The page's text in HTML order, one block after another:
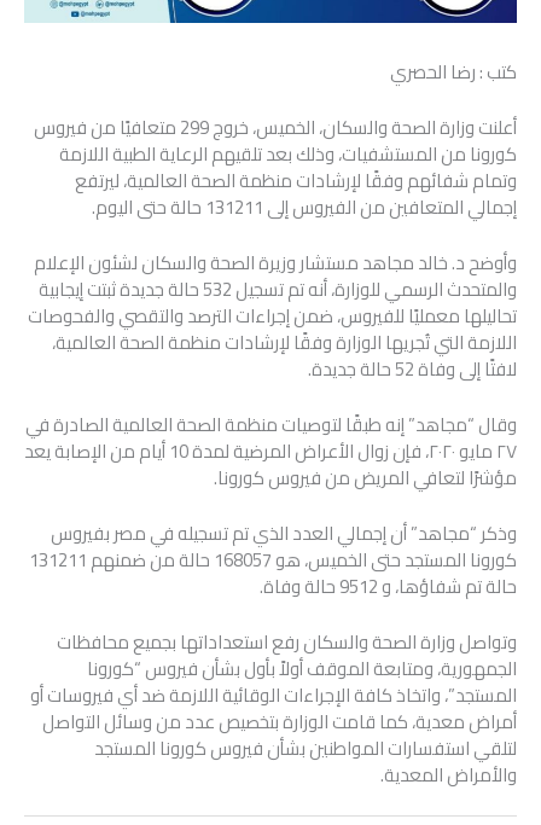
كتب : رضا الحصري
أعلنت وزارة الصحة والسكان، الخميس، خروج 299 متعافيًا من فيروس
كورونا من المستشفيات، وذلك بعد تلقيهم الرعاية الطبية اللازمة
وتمام شفائهم وفقًا لإرشادات منظمة الصحة العالمية، ليرتفع
إجمالي المتعافين من الفيروس إلى 131211 حالة حتى اليوم.
وأوضح د. خالد مجاهد مستشار وزيرة الصحة والسكان لشئون الإعلام
والمتحدث الرسمي للوزارة، أنه تم تسجيل 532 حالة جديدة ثبتت إيجابية
تحاليلها معمليًا للفيروس، ضمن إجراءات الترصد والتقصي والفحوصات
اللازمة التي تُجريها الوزارة وفقًا لإرشادات منظمة الصحة العالمية،
لافتًا إلى وفاة 52 حالة جديدة.
وقال “مجاهد” إنه طبقًا لتوصيات منظمة الصحة العالمية الصادرة في
٢٧ مايو ٢٠٢٠، فإن زوال الأعراض المرضية لمدة 10 أيام من الإصابة يعد
مؤشرًا لتعافي المريض من فيروس كورونا.
وذكر “مجاهد” أن إجمالي العدد الذي تم تسجيله في مصر بفيروس
كورونا المستجد حتى الخميس، هو 168057 حالة من ضمنهم 131211
حالة تم شفاؤها، و 9512 حالة وفاة.
وتواصل وزارة الصحة والسكان رفع استعداداتها بجميع محافظات
الجمهورية، ومتابعة الموقف أولاً بأول بشأن فيروس “كورونا
المستجد”، واتخاذ كافة الإجراءات الوقائية اللازمة ضد أي فيروسات أو
أمراض معدية، كما قامت الوزارة بتخصيص عدد من وسائل التواصل
لتلقي استفسارات المواطنين بشأن فيروس كورونا المستجد
والأمراض المعدية.